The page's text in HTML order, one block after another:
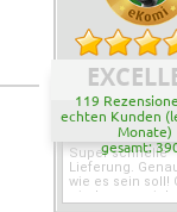
119
echten Kunden
Monate)
gesamt:
Super schnelle
Lieferung.
wie es sein soll!
wieder wenn ich